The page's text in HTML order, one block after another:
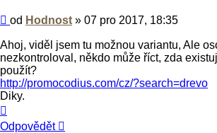
Příspěvek
od Hodnost » 07 pro 2017, 18:35
Ahoj, viděl jsem tu možnou variantu, Ale
nezkontroloval, někdo může říct, zda
použít?
http://promocodius.com/cz/?search=drevo
Diky.
Odpovědět